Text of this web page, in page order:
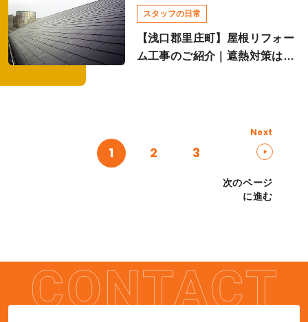
スタッフの日常
【浅口郡里庄町】屋根リフォー
ム工事のご紹介｜遮熱対策は屋
1 2 3
Next
次のページ
に進む